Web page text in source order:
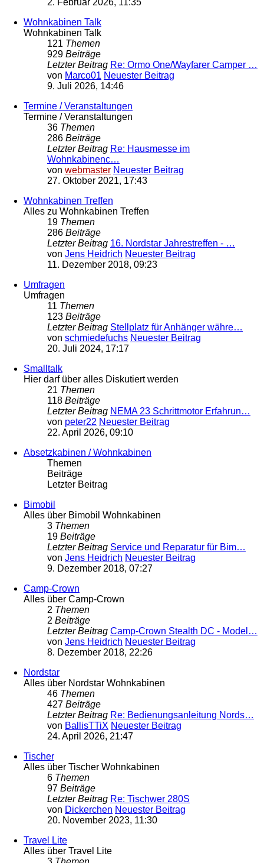
Wohnkabinen Talk
Wohnkabinen Talk
121 Themen
929 Beiträge
Letzter Beitrag Re: Ormo One/Wayfarer Camper …
von Marco01 Neuester Beitrag
9. Juli 2026, 14:46
Termine / Veranstaltungen
Termine / Veranstaltungen
36 Themen
286 Beiträge
Letzter Beitrag Re: Hausmesse im
Wohnkabinenc…
von webmaster Neuester Beitrag
27. Oktober 2021, 17:43
Wohnkabinen Treffen
Alles zu Wohnkabinen Treffen
19 Themen
286 Beiträge
Letzter Beitrag 16. Nordstar Jahrestreffen - …
von Jens Heidrich Neuester Beitrag
11. Dezember 2018, 09:23
Umfragen
Umfragen
11 Themen
123 Beiträge
Letzter Beitrag Stellplatz für Anhänger währe…
von schmiedefuchs Neuester Beitrag
20. Juli 2024, 17:17
Smalltalk
Hier darf über alles Diskutiert werden
21 Themen
118 Beiträge
Letzter Beitrag NEMA 23 Schrittmotor Erfahrun…
von peter22 Neuester Beitrag
22. April 2026, 09:10
Absetzkabinen / Wohnkabinen
Themen
Beiträge
Letzter Beitrag
Bimobil
Alles über Bimobil Wohnkabinen
3 Themen
19 Beiträge
Letzter Beitrag Service und Reparatur für Bim…
von Jens Heidrich Neuester Beitrag
9. Dezember 2018, 07:27
Camp-Crown
Alles über Camp-Crown
2 Themen
2 Beiträge
Letzter Beitrag Camp-Crown Stealth DC - Model…
von Jens Heidrich Neuester Beitrag
8. Dezember 2018, 22:26
Nordstar
Alles über Nordstar Wohnkabinen
46 Themen
427 Beiträge
Letzter Beitrag Re: Bedienungsanleitung Nords…
von BallisTTiX Neuester Beitrag
24. April 2026, 21:47
Tischer
Alles über Tischer Wohnkabinen
6 Themen
97 Beiträge
Letzter Beitrag Re: Tischwer 280S
von Dickerchen Neuester Beitrag
20. November 2023, 11:30
Travel Lite
Alles über Travel Lite